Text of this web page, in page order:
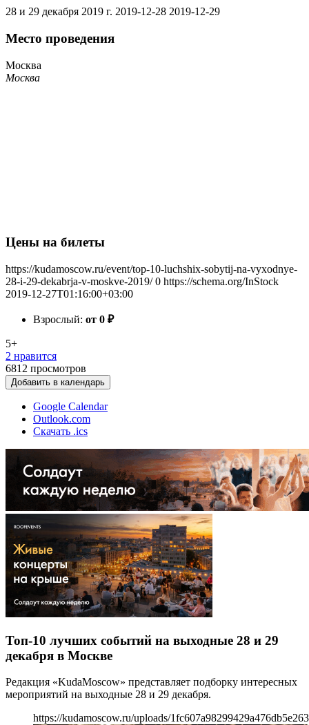
28 и 29 декабря 2019 г. 2019-12-28 2019-12-29
Место проведения
Москва
Москва
Цены на билеты
https://kudamoscow.ru/event/top-10-luchshix-sobytij-na-vyxodnye-
28-i-29-dekabrja-v-moskve-2019/ 0 https://schema.org/InStock
2019-12-27T01:16:00+03:00
Взрослый: от 0 ₽
5+
2 нравится
6812 просмотров
Добавить в календарь
Google Calendar
Outlook.com
Скачать .ics
Топ-10 лучших событий на выходные 28 и 29
декабря в Москве
Редакция «KudaMoscow» представляет подборку интересных
мероприятий на выходные 28 и 29 декабря.
https://kudamoscow.ru/uploads/